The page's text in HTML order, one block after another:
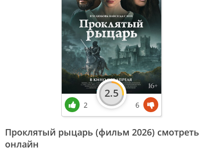
Проклятый рыцарь (фильм 2026) смотреть
онлайн
2
2.5
6